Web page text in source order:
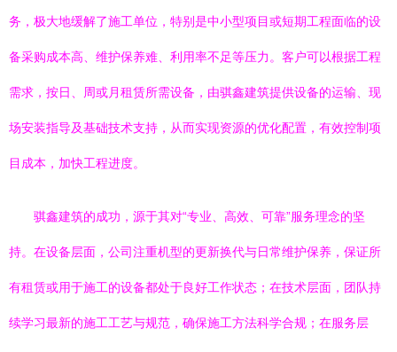
务，极大地缓解了施工单位，特别是中小型项目或短期工程面临的设
备采购成本高、维护保养难、利用率不足等压力。客户可以根据工程
需求，按日、周或月租赁所需设备，由骐鑫建筑提供设备的运输、现
场安装指导及基础技术支持，从而实现资源的优化配置，有效控制项
目成本，加快工程进度。
骐鑫建筑的成功，源于其对“专业、高效、可靠”服务理念的坚
持。在设备层面，公司注重机型的更新换代与日常维护保养，保证所
有租赁或用于施工的设备都处于良好工作状态；在技术层面，团队持
续学习最新的施工工艺与规范，确保施工方法科学合规；在服务层